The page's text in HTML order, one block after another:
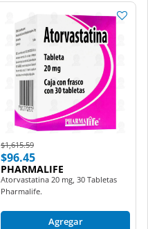
Price reduced from
$1,615.59to
$96.45
PHARMALIFE
Atorvastatina 20 mg, 30 Tabletas
Pharmalife.
Agregar